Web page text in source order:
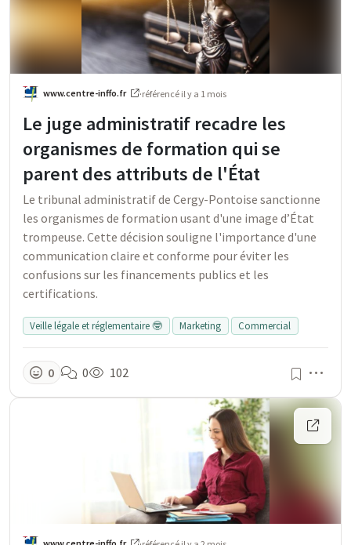
www.centre-inffo.fr ·référencé il y a 1 mois
Le juge administratif recadre les
organismes de formation qui se
parent des attributs de l'État
Le tribunal administratif de Cergy-Pontoise sanctionne
les organismes de formation usant d'une image d’État
trompeuse. Cette décision souligne l'importance d'une
communication claire et conforme pour éviter les
confusions sur les financements publics et les
certifications.
Veille légale et réglementaire 🤓 Marketing Commercial
0 0 102